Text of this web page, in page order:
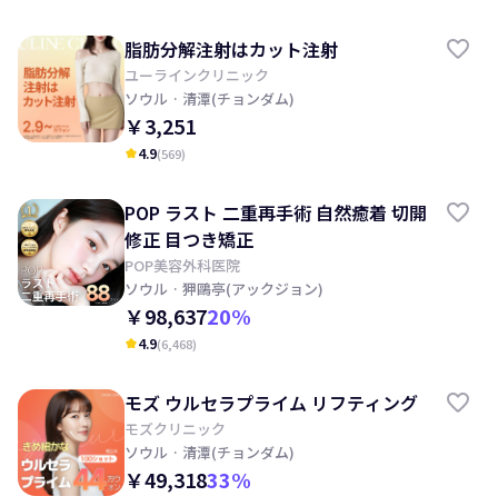
脂肪分解注射はカット注射
ユーラインクリニック
ソウル · 清潭(チョンダム)
￥3,251
kid_star4.9(569)
POP ラスト 二重再手術 自然癒着 切開
修正 目つき矯正
POP美容外科医院
ソウル · 狎鷗亭(アックジョン)
￥98,63720%
kid_star4.9(6,468)
モズ ウルセラプライム リフティング
モズクリニック
ソウル · 清潭(チョンダム)
￥49,31833%